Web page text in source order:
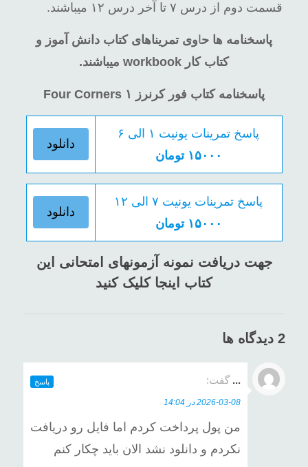
قسمت دوم از درس ۷ تا آخر درس ۱۲ میباشند.
پاسخنامه ها حاوی تمریناهای کتاب دانش آموز و
کتاب کار workbook میباشند.
پاسخنامه کتاب فور کرنرز ۱ Four Corners
پاسخ تمرینات یونیت ۱ الی ۶
۱۵۰۰۰ تومان
دانلود
پاسخ تمرینات یونیت ۷ الی ۱۲
۱۵۰۰۰ تومان
دانلود
جهت دریافت نمونه آزمونهای امتحانی این
کتاب اینجا کلیک کنید
2 دیدگاه ها
... گفت:
2026-03-08 در 14:04
من پول پرداخت کردم اما فایل رو دریافت
نکردم و دانلود نشد الان باید چکار کنم
پاسخ